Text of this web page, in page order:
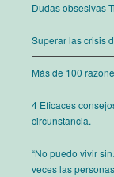
Dudas obsesivas-
Superar las crisis
Más de 100
4 Eficaces
circunstancia.
“No puedo vivir
veces las